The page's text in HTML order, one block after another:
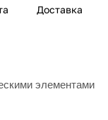
Доставка
элементами